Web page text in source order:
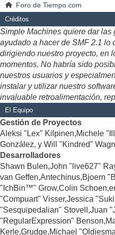
Foro de Tiempo.com
Créditos
Simple Machines quiere dar las
ayudado a hacer de SMF 2.1 lo
dirigiendo nuestro proyecto, en
momentos. No habría sido
nuestros usuarios y
instalar y utilizar nuestro
invaluable retroalimentación,
El Equipo
Gestión de Proyectos
Aleksi "Lex" Kilpinen,Michele
González, y Will "Kindred"
Desarrolladores
Shawn Bulen,John "live627"
van Geffen,Antechinus,Bjoern
"IchBin™" Grow,Colin
"Compuart" Visser,Jessica
"Sesquipedalian" Stovell,Juan
"RegularExpression"
Kerle,Grudge,Michael